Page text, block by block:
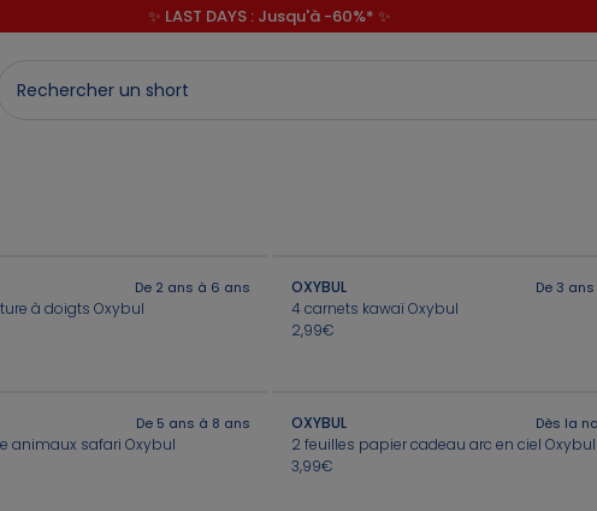
💙 1€* le 3ème article sur une sélection Été 💙
De 2 ans à 6 ans
à doigts Oxybul
OXYBUL De 3
4 carnets kawaï Oxybul
2,99€
De 5 ans à 8 ans
animaux safari Oxybul
OXYBUL Dès la
2 feuilles papier cadeau arc en ciel Oxybul
3,99€